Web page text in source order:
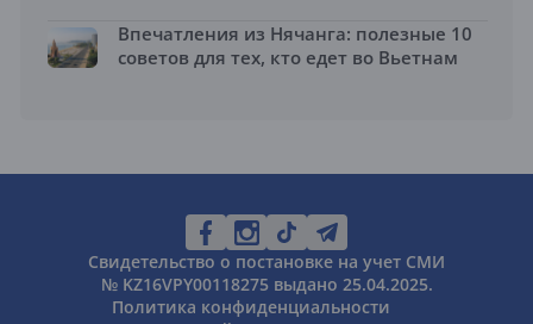
Впечатления из Нячанга: полезные 10
советов для тех, кто едет во Вьетнам
Свидетельство о постановке на учет СМИ
№ KZ16VPY00118275 выдано 25.04.2025.
Политика конфиденциальности